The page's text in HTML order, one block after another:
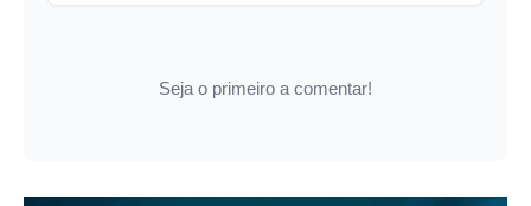
Seja o primeiro a comentar!